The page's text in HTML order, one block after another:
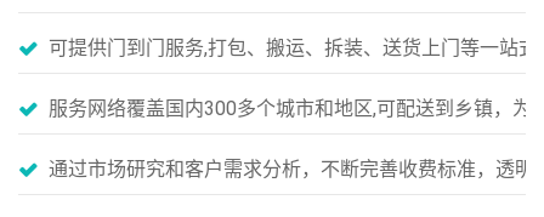
可提供门到门服务,打包、搬运、拆装、送货上门等一站
服务网络覆盖国内300多个城市和地区,可配送到乡镇，为
通过市场研究和客户需求分析，不断完善收费标准，透明